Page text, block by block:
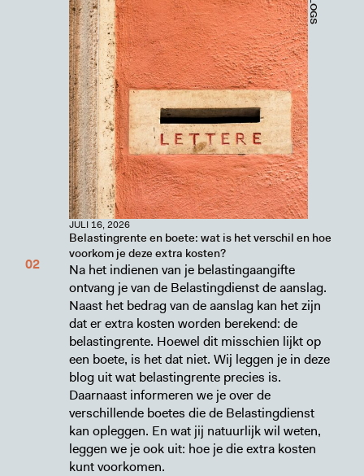
BLOGS
JULI 16, 2026
Belastingrente en boete: wat is het verschil en hoe
voorkom je deze extra kosten?
Na het indienen van je belastingaangifte
ontvang je van de Belastingdienst de aanslag.
Naast het bedrag van de aanslag kan het zijn
dat er extra kosten worden berekend: de
belastingrente. Hoewel dit misschien lijkt op
een boete, is het dat niet. Wij leggen je in deze
blog uit wat belastingrente precies is.
Daarnaast informeren we je over de
verschillende boetes die de Belastingdienst
kan opleggen. En wat jij natuurlijk wil weten,
leggen we je ook uit: hoe je die extra kosten
kunt voorkomen.